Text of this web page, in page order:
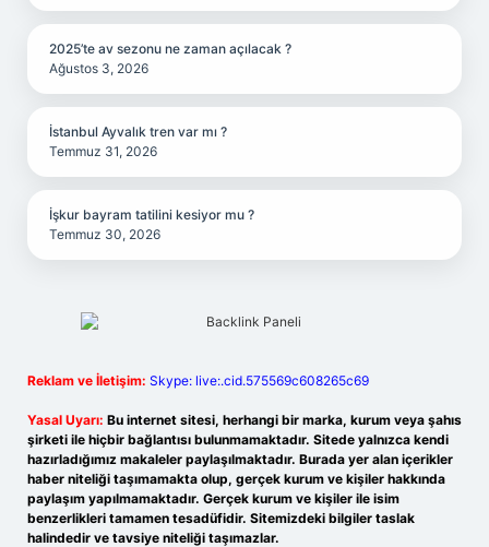
2025’te av sezonu ne zaman açılacak ?
Ağustos 3, 2026
İstanbul Ayvalık tren var mı ?
Temmuz 31, 2026
İşkur bayram tatilini kesiyor mu ?
Temmuz 30, 2026
Reklam ve İletişim: Skype: live:.cid.575569c608265c69
Yasal Uyarı: Bu internet sitesi, herhangi bir marka, kurum veya şahıs
şirketi ile hiçbir bağlantısı bulunmamaktadır. Sitede yalnızca kendi
hazırladığımız makaleler paylaşılmaktadır. Burada yer alan içerikler
haber niteliği taşımamakta olup, gerçek kurum ve kişiler hakkında
paylaşım yapılmamaktadır. Gerçek kurum ve kişiler ile isim
benzerlikleri tamamen tesadüfidir. Sitemizdeki bilgiler taslak
halindedir ve tavsiye niteliği taşımazlar.